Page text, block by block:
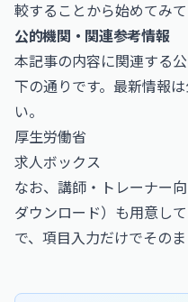
較することから始めてみて
公的機関・関連参考情報
本記事の内容に関連する
下の通りです。最新情報
い。
厚生労働省
求人ボックス
なお、 講師・トレーナー
ダウンロード） も用意し
で、項目入力だけでその